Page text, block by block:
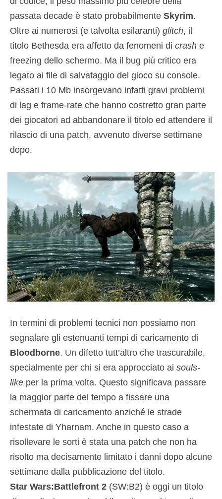
passata decade è stato probabilmente Skyrim.
Oltre ai numerosi (e talvolta esilaranti) glitch, il
titolo Bethesda era affetto da fenomeni di crash e
freezing dello schermo. Ma il bug più critico era
legato ai file di salvataggio del gioco su console.
Passati i 10 Mb insorgevano infatti gravi problemi
di lag e frame-rate che hanno costretto gran parte
dei giocatori ad abbandonare il titolo ed attendere il
rilascio di una patch, avvenuto diverse settimane
dopo.
In termini di problemi tecnici non possiamo non
segnalare gli estenuanti tempi di caricamento di
Bloodborne. Un difetto tutt’altro che trascurabile,
specialmente per chi si era approcciato ai souls-
like per la prima volta. Questo significava passare
la maggior parte del tempo a fissare una
schermata di caricamento anziché le strade
infestate di Yharnam. Anche in questo caso a
risollevare le sorti è stata una patch che non ha
risolto ma decisamente limitato i danni dopo alcune
settimane dalla pubblicazione del titolo.
Star Wars:Battlefront 2 (SW:B2) è oggi un titolo